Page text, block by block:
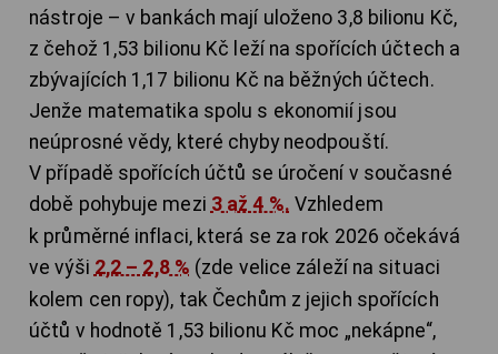
nástroje – v bankách mají uloženo 3,8 bilionu Kč,
z čehož 1,53 bilionu Kč leží na spořících účtech a
zbývajících 1,17 bilionu Kč na běžných účtech.
Jenže matematika spolu s ekonomií jsou
neúprosné vědy, které chyby neodpouští.
V případě spořících účtů se úročení v současné
době pohybuje mezi 3 až 4 %. Vzhledem
k průměrné inflaci, která se za rok 2026 očekává
ve výši 2,2 – 2,8 % (zde velice záleží na situaci
kolem cen ropy), tak Čechům z jejich spořících
účtů v hodnotě 1,53 bilionu Kč moc „nekápne“,